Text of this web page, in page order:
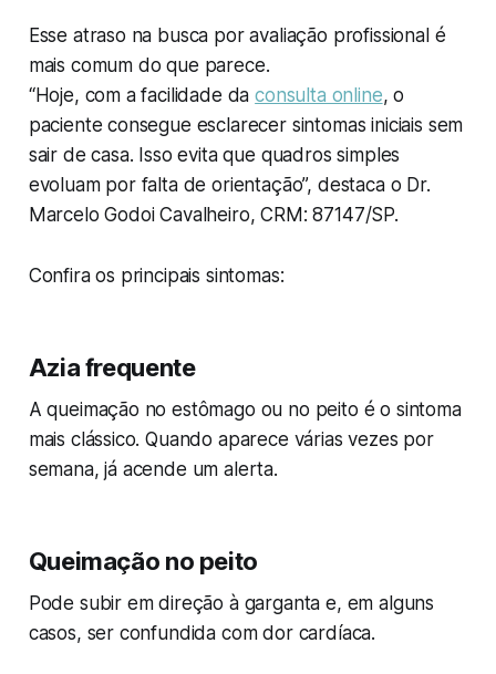
Esse atraso na busca por avaliação profissional é
mais comum do que parece.
“Hoje, com a facilidade daconsulta online, o
paciente consegue esclarecer sintomas iniciais sem
sair de casa. Isso evita que quadros simples
evoluam por falta de orientação”, destaca o Dr.
Marcelo Godoi Cavalheiro, CRM: 87147/SP.
Confira os principais sintomas:
Azia frequente
A queimação no estômago ou no peito é o sintoma
mais clássico. Quando aparece várias vezes por
semana, já acende um alerta.
Queimação no peito
Pode subir em direção à garganta e, em alguns
casos, ser confundida com dor cardíaca.